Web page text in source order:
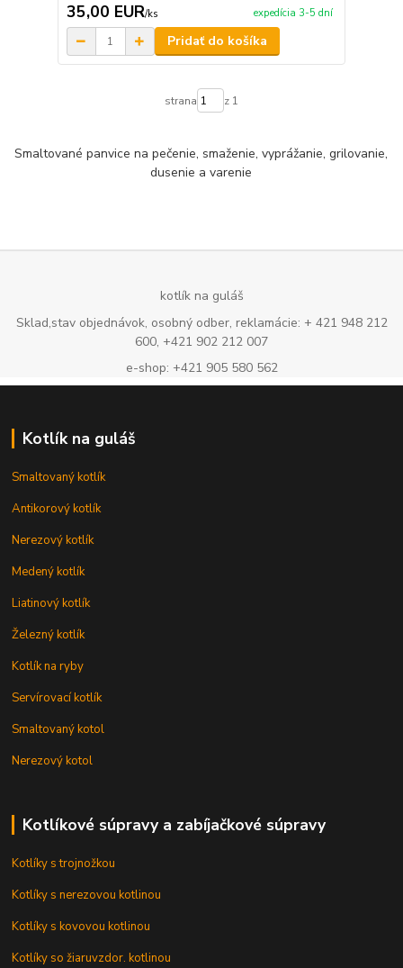
35,00 EUR/ks expedícia 3-5 dní
Pridať do košíka
strana z 1
Smaltované panvice na pečenie, smaženie, vyprážanie, grilovanie,
dusenie a varenie
kotlík na guláš
Sklad,stav objednávok, osobný odber, reklamácie: + 421 948 212
600, +421 902 212 007
e-shop: +421 905 580 562
Kotlík na guláš
Smaltovaný kotlík
Antikorový kotlík
Nerezový kotlík
Medený kotlík
Liatinový kotlík
Železný kotlík
Kotlík na ryby
Servírovací kotlík
Smaltovaný kotol
Nerezový kotol
Kotlíkové súpravy a zabíjačkové súpravy
Kotlíky s trojnožkou
Kotlíky s nerezovou kotlinou
Kotlíky s kovovou kotlinou
Kotlíky so žiaruvzdor. kotlinou